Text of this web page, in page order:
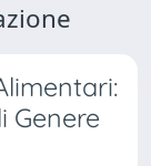
Genere